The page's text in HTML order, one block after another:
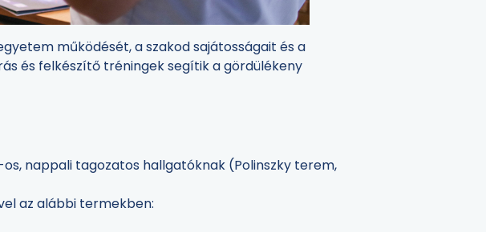
működését, a szakod sajátosságait és a
és felkészítő tréningek segítik a gördülékeny
nappali tagozatos hallgatóknak (Polinszky terem,
az alábbi termekben: